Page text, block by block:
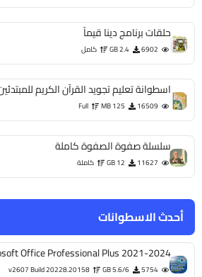
أحدث الاسطوانات
Office Professional Plus 2021-2024
5754
5.6/6 GB
v2607 Build 20228.20158
حلقات برنامج دينا قيماً
6902
2.4 GB كامل
اسطوانة تعليم تجويد القرآن الكريم
16509
125 MB
Full
سلسلة صفوة الصفوة كاملة
11627
12 GB كاملة